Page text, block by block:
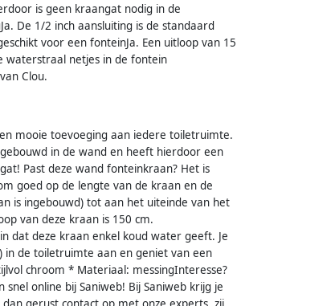
is geen kraangat nodig in de
De 1/2 inch aansluiting is de standaard
voor een fonteinJa. Een uitloop van 15
waterstraal netjes in de fontein
Clou.
mooie toevoeging aan iedere toiletruimte.
in de wand en heeft hierdoor een
Past deze wand fonteinkraan? Het is
goed op de lengte van de kraan en de
is ingebouwd) tot aan het uiteinde van het
van deze kraan is 150 cm.
dat deze kraan enkel koud water geeft. Je
de toiletruimte aan en geniet van een
chroom * Materiaal: messingInteresse?
online bij Saniweb! Bij Saniweb krijg je